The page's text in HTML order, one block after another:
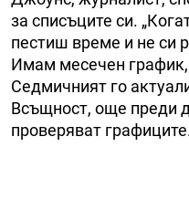
за списъците си.
пестиш време и не си
Имам месечен
Седмичният го
Всъщност, още преди
проверяват